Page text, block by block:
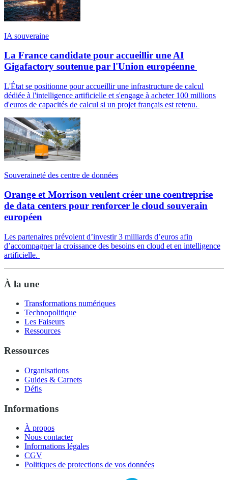
IA souveraine
La France candidate pour accueillir une AI
Gigafactory soutenue par l'Union européenne
L'État se positionne pour accueillir une infrastructure de calcul
dédiée à l'intelligence artificielle et s'engage à acheter 100 millions
d'euros de capacités de calcul si un projet français est retenu.
Souveraineté des centre de données
Orange et Morrison veulent créer une coentreprise
de data centers pour renforcer le cloud souverain
européen
Les partenaires prévoient d’investir 3 milliards d’euros afin
d’accompagner la croissance des besoins en cloud et en intelligence
artificielle.
À la une
Transformations numériques
Technopolitique
Les Faiseurs
Ressources
Ressources
Organisations
Guides & Carnets
Défis
Informations
À propos
Nous contacter
Informations légales
CGV
Politiques de protections de vos données